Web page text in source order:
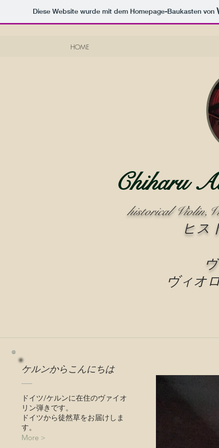
Diese Website wurde mit dem Homepage-Baukasten von
HOME
Chiharu
historical
ヒス
ヴィオ
ケルンからこんにちは
ドイツ/ケルンに在住のヴァイオ
リン弾きです。
ドイツから徒然草をお届けしま
す。
More >